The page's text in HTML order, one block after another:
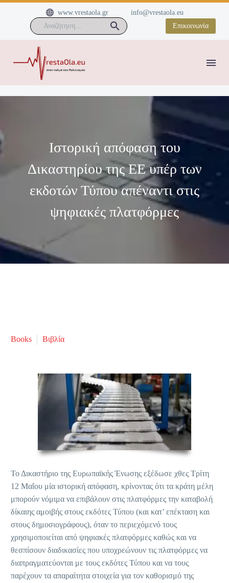

 www.vrestaola.gr
info@vrestaola.eu
Επικοινωνία
Ιστορική απόφαση του
Δικαστηρίου της ΕΕ υπέρ των
εκδοτών Τύπου απέναντι στις
ψηφιακές πλατφόρμες
Books Βιβλία
Το Δικαστήριο της Ευρωπαϊκής Ένωσης εξέδωσε χθες Τρίτη
12 Μαΐου μία ιστορική απόφαση, κρίνοντας ότι τα κράτη μέλη
μπορούν νόμιμα να επιβάλουν στις πλατφόρμες την καταβολή
δίκαιης αμοιβής στους εκδότες Τύπου (και κατ’ επέκταση και
στους δημοσιογράφους), όταν το περιεχόμενό τους
χρησιμοποιείται από ψηφιακές πλατφόρμες καθώς και να
θεσπίσουν διαδικασίες που υποχρεώνουν τις πλατφόρμες να
διαπραγματεύονται με τους εκδότες Τύπου και να τους
παρέχουν τα απαραίτητα στοιχεία για τον καθορισμό της